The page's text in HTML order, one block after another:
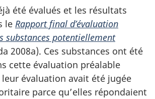
été évalués et les résultats
le Rapport final d’évaluation
substances potentiellement
2008a). Ces substances ont été
cette évaluation préalable
évaluation avait été jugée
parce qu’elles répondaient